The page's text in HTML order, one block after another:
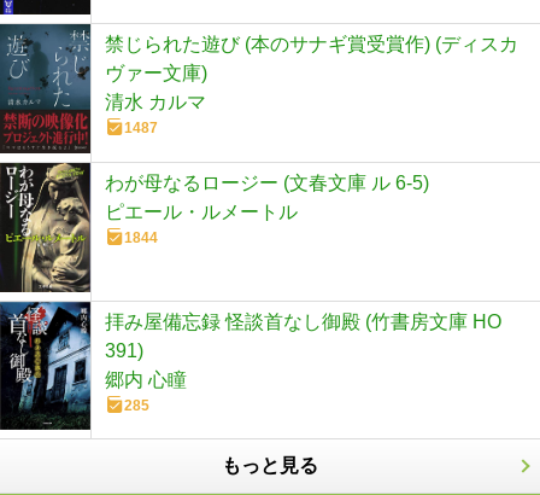
禁じられた遊び (本のサナギ賞受賞作) (ディスカ
ヴァー文庫)
清水 カルマ
1487
わが母なるロージー (文春文庫 ル 6-5)
ピエール・ルメートル
1844
拝み屋備忘録 怪談首なし御殿 (竹書房文庫 HO
391)
郷内 心瞳
285
もっと見る